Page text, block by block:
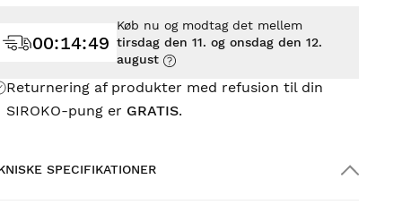
Returnering af produkter med refusion til din
SIROKO-pung er GRATIS.
00:14:47
Køb nu og modtag det mellem
tirsdag den 11. og onsdag den 12.
august
SPECIFIKATIONER